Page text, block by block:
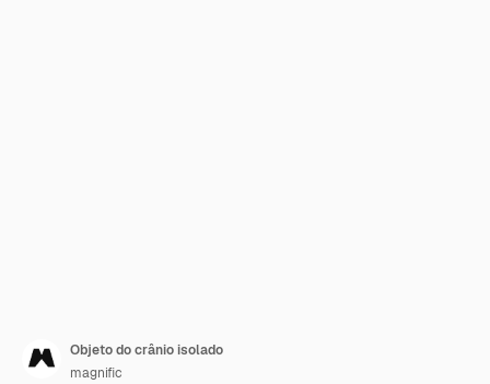
Objeto do crânio isolado
magnific